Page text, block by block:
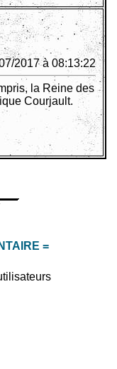
2017 à 08:13:22
la Reine des
Courjault.
=